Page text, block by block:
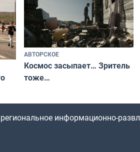
АВТОРСКОЕ
Космос засыпает… Зритель
тоже…
информационно-